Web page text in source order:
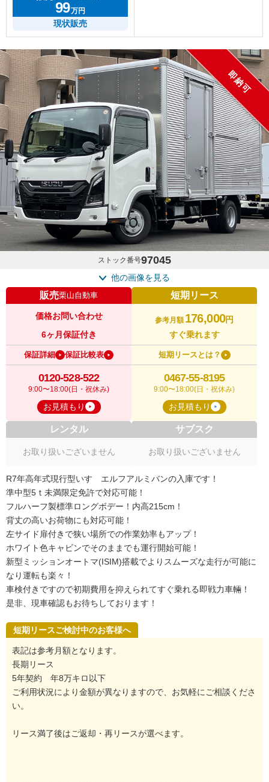
99万円
現状販売
即納可
ストック番号97045
他の画像を見る
販売栗山自動車
価格お問い合わせ
6ヶ月保証付き
保証詳細 保証比較表
0120-528-522
9:00〜18:00(日・祝休み)
お見積もり
短期リース
参考月額 176,000円
すぐ乗れます
短期リースとは？
0467-55-8195
9:00〜18:00(日・祝休み)
お見積もり
レンタル
お取り扱いございません
サブスク
お取り扱いございません
R7年高年式現行型いすゞエルフアルミバンの入庫です！
準中型5ｔ未満限定免許で対応可能！
フルハーフ製標準ロングボデー！内高215cm！
背丈の高いお荷物にも対応可能！
左サイド扉付きで狭い場所での作業効率もアップ！
ホワイト色キャビンでそのままでも運行開始可能！
新型ミッションオートマ(ISIM)搭載でよりスムーズな走行が可能に
なり運転も楽々！
車検付きですので初期費用を抑えられてすぐ乗れる即戦力車輛！
是非、現車確認もお待ちしております！
短期リースご検討中のお客様へ
表記は参考月額となります。
長期リース
5年契約 年8万キロ以下
ご利用状況により金額が異なりますので、お気軽にご相談くださ
い。
リース満了後はご返却・再リースが選べます。